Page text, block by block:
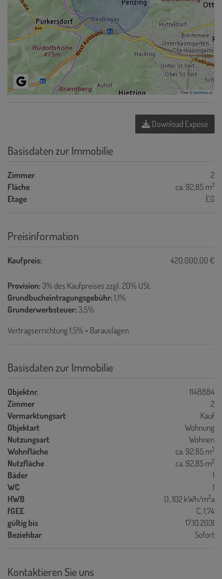
Tiles ©basemap.at
Download Expose
Basisdaten zur Immobilie
Zimmer
2
Fläche
ca. 92,85 m2
Etage EG
Preisinformation
Kaufpreis: 420.000,00 €
Provision:3% des Kaufpreises zzgl. 20% USt.
Grundbucheintragungsgebühr:1,1%
Grunderwerbsteuer:3,5%
Vertragserrichtung 1,5% + Barauslagen
Basisdaten zur Immobilie
Objektnr.
1148884
Zimmer
2
Vermarktungsart
Kauf
Objektart
Wohnung
Nutzungsart
Wohnen
Wohnfläche
ca. 92,85 m2
Nutzfläche ca. 92,85 m2
Bäder
1
WC
1
HWB
D, 102 kWh/m2a
fGEE
C, 1,74
gültig bis
17.10.2031
Beziehbar
Sofort
Kontaktieren Sie uns